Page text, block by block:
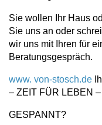
Sie wollen Ihr Haus
Sie uns an oder
wir uns mit Ihren für
Beratungsgespräch.
www. von-stosch.de
– ZEIT FÜR LEBEN
GESPANNT?